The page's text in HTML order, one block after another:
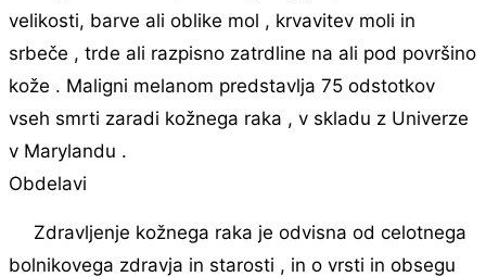
velikosti, barve ali oblike mol , krvavitev moli in
srbeče , trde ali razpisno zatrdline na ali pod površino
kože . Maligni melanom predstavlja 75 odstotkov
vseh smrti zaradi kožnega raka , v skladu z Univerze
v Marylandu .
Obdelavi
Zdravljenje kožnega raka je odvisna od celotnega
bolnikovega zdravja in starosti , in o vrsti in obsegu